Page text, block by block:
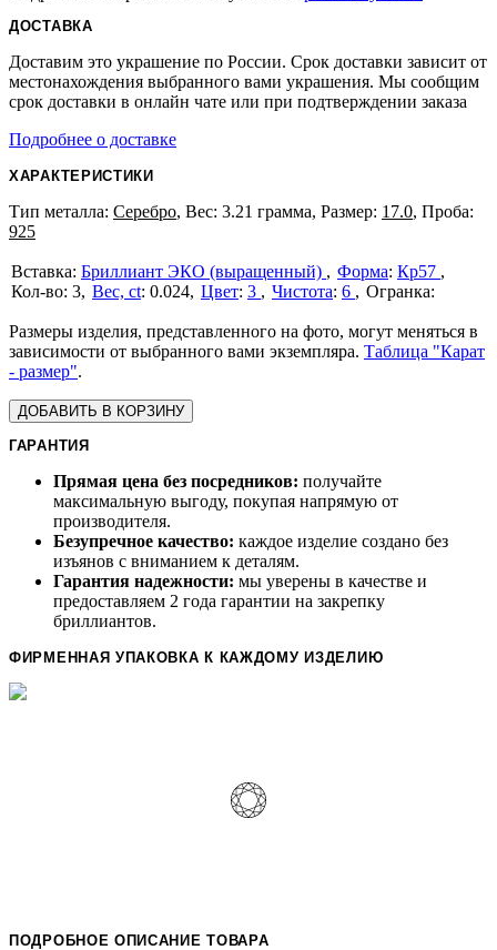
ДОСТАВКА
Доставим это украшение по России. Срок доставки зависит от
местонахождения выбранного вами украшения. Мы сообщим
срок доставки в онлайн чате или при подтверждении заказа
Подробнее о доставке
ХАРАКТЕРИСТИКИ
Тип металла: Серебро, Вес: 3.21 грамма, Размер: 17.0, Проба:
925
Бриллиант ЭКО (выращенный) Форма: Кр57
3 Вес, ct: 0.024 Цвет: 3 Чистота: 6
Размеры изделия, представленного на фото, могут меняться в
зависимости от выбранного вами экземпляра. Таблица "Карат
- размер".
ДОБАВИТЬ В КОРЗИНУ
ГАРАНТИЯ
Прямая цена без посредников: получайте
максимальную выгоду, покупая напрямую от
производителя.
Безупречное качество: каждое изделие создано без
изъянов с вниманием к деталям.
Гарантия надежности: мы уверены в качестве и
предоставляем 2 года гарантии на закрепку
бриллиантов.
ФИРМЕННАЯ УПАКОВКА К КАЖДОМУ ИЗДЕЛИЮ
ПОДРОБНОЕ ОПИСАНИЕ ТОВАРА